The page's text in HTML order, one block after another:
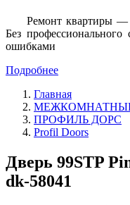
Ремонт квартиры —
Без профессионального
ошибками
Подробнее
Главная
ПРОФИЛЬ ДОРС
Profil Doors
Дверь 99STP
dk-58041